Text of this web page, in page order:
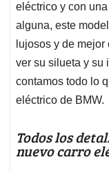
eléctrico y con
alguna, este
lujosos y de
ver su silueta y su
contamos todo lo
eléctrico de BMW.
Todos los
nuevo carro